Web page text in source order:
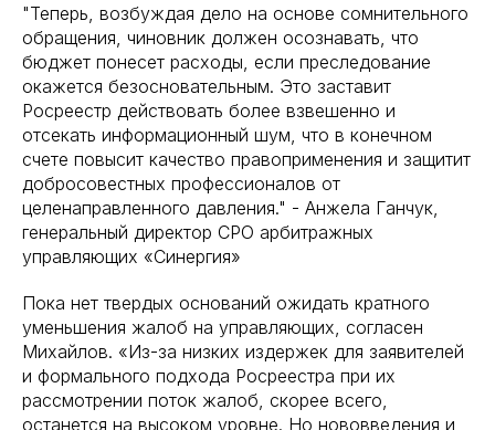
"Теперь, возбуждая дело на основе сомнительного
обращения, чиновник должен осознавать, что
бюджет понесет расходы, если преследование
окажется безосновательным. Это заставит
Росреестр действовать более взвешенно и
отсекать информационный шум, что в конечном
счете повысит качество правоприменения и защитит
добросовестных профессионалов от
целенаправленного давления." - Анжела Ганчук,
генеральный директор СРО арбитражных
управляющих «Синергия»
Пока нет твердых оснований ожидать кратного
уменьшения жалоб на управляющих, согласен
Михайлов. «Из-за низких издержек для заявителей
и формального подхода Росреестра при их
рассмотрении поток жалоб, скорее всего,
останется на высоком уровне. Но нововведения и